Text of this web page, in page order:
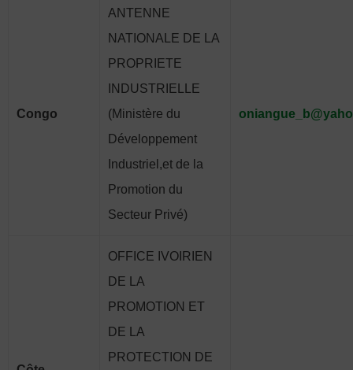
Congo
ANTENNE
NATIONALE DE LA
PROPRIETE
INDUSTRIELLE
(Ministère du
Développement
Industriel,et de la
Promotion du
Secteur Privé)
OFFICE IVOIRIEN
DE LA
PROMOTION ET
DE LA
PROTECTION DE